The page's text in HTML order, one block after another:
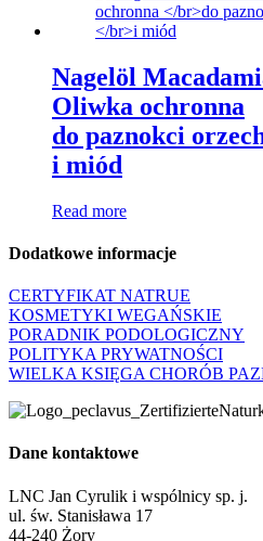
Nagelöl
Oliwka ochronna
do paznokci
i miód
Read more
Dodatkowe informacje
CERTYFIKAT NATRUE
KOSMETYKI WEGAŃSKIE
PORADNIK PODOLOGICZNY
POLITYKA PRYWATNOŚCI
WIELKA KSIĘGA CHORÓB
Dane kontaktowe
LNC Jan Cyrulik i wspólnicy sp. j.
ul. św. Stanisława 17
44-240 Żory